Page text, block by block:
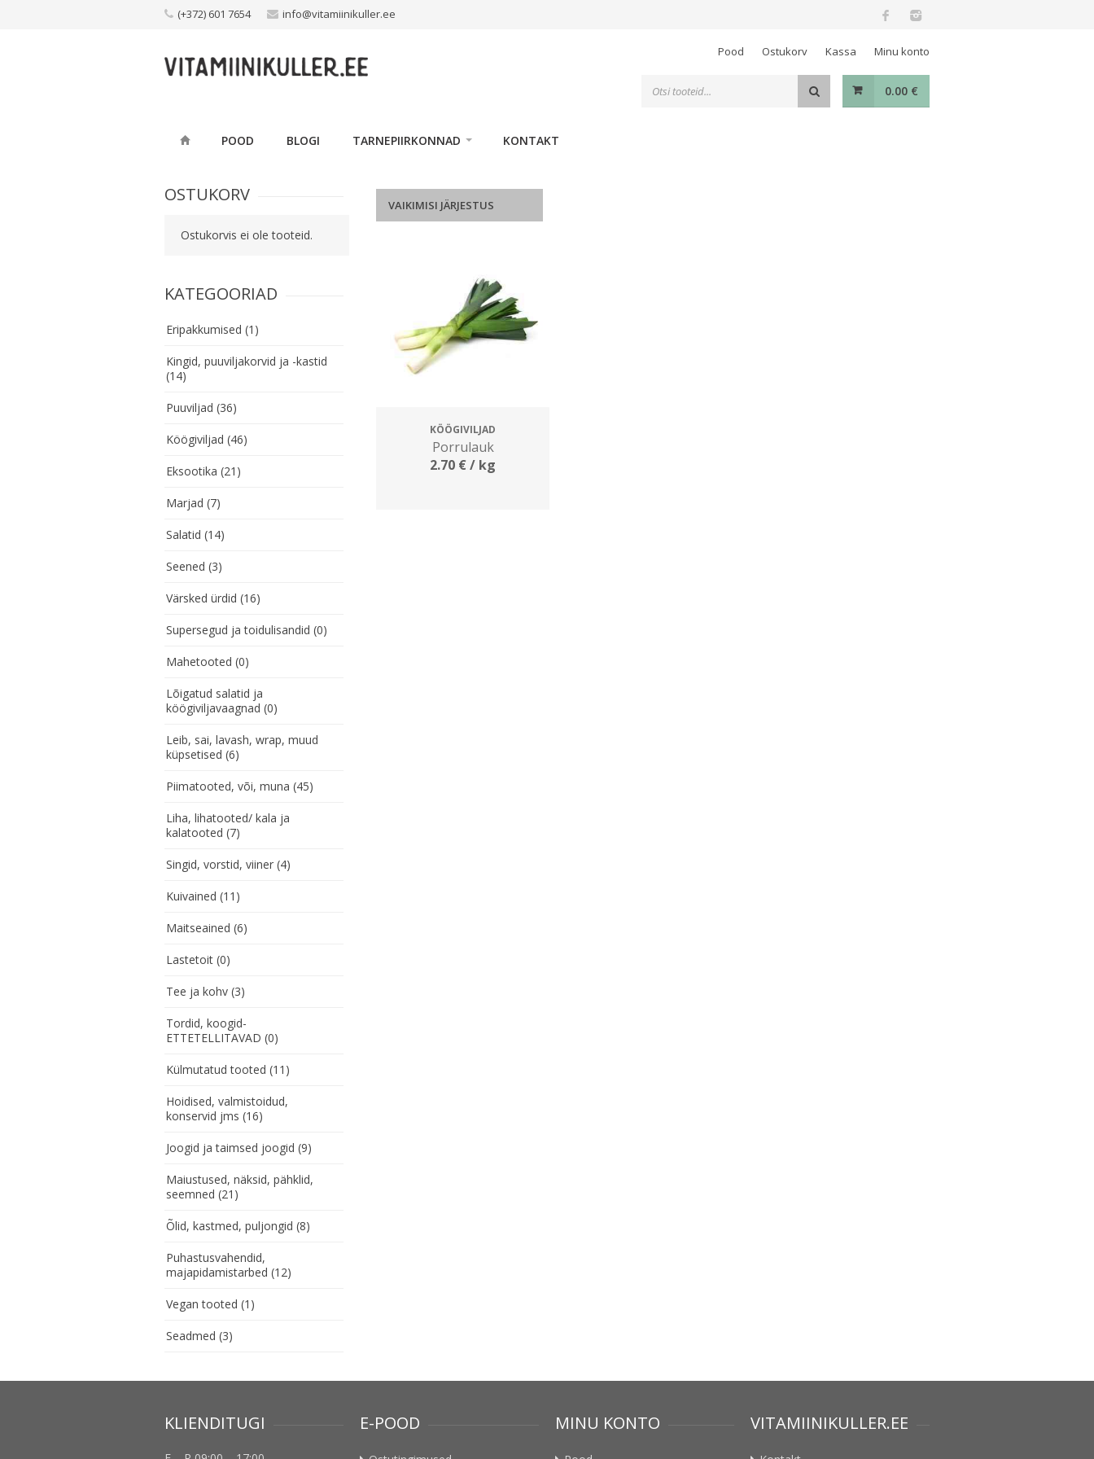
(+372) 601 7654 info@vitamiinikuller.ee
Pood Ostukorv Kassa Minu konto
0.00 €
POOD BLOGI TARNEPIIRKONNAD KONTAKT
OSTUKORV
Ostukorvis ei ole tooteid.
KATEGOORIAD
Eripakkumised (1)
Kingid, puuviljakorvid ja -kastid
(14)
Puuviljad (36)
Köögiviljad (46)
Eksootika (21)
Marjad (7)
Salatid (14)
Seened (3)
Värsked ürdid (16)
Supersegud ja toidulisandid (0)
Mahetooted (0)
Lõigatud salatid ja
köögiviljavaagnad (0)
Leib, sai, lavash, wrap, muud
küpsetised (6)
Piimatooted, või, muna (45)
Liha, lihatooted/ kala ja
kalatooted (7)
Singid, vorstid, viiner (4)
Kuivained (11)
Maitseained (6)
Lastetoit (0)
Tee ja kohv (3)
Tordid, koogid-
ETTETELLITAVAD (0)
Külmutatud tooted (11)
Hoidised, valmistoidud,
konservid jms (16)
Joogid ja taimsed joogid (9)
Maiustused, näksid, pähklid,
seemned (21)
Õlid, kastmed, puljongid (8)
Puhastusvahendid,
majapidamistarbed (12)
Vegan tooted (1)
Seadmed (3)
VAIKIMISI JÄRJESTUS
KÖÖGIVILJAD
Porrulauk
2.70 €/ kg
KLIENDITUGI E-POOD MINU KONTO VITAMIINIKULLER.EE